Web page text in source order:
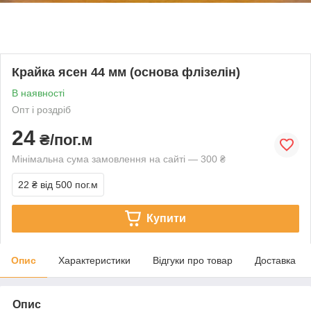
Крайка ясен 44 мм (основа флізелін)
В наявності
Опт і роздріб
24 ₴/пог.м
Мінімальна сума замовлення на сайті — 300 ₴
22 ₴ від 500 пог.м
Купити
Опис Характеристики Відгуки про товар Доставка
Опис